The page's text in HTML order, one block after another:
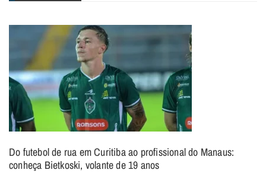
Do futebol de rua em Curitiba ao profissional do Manaus:
conheça Bietkoski, volante de 19 anos